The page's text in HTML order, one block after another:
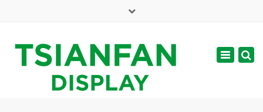
周一 - 周六: 7:00 - 17:00
Toggle